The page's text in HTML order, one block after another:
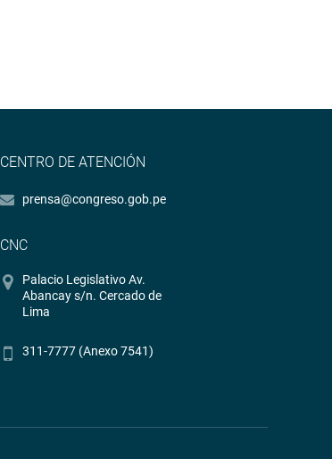
CENTRO DE ATENCIÓN
prensa@congreso.gob.pe
CNC
Palacio Legislativo Av.
Abancay s/n. Cercado de
Lima
311-7777 (Anexo 7541)